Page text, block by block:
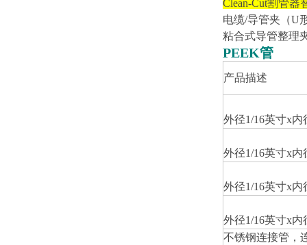
Clean-Cut割管
电缆/导管夹
粘合式导管整
PEEK管
产品描述
外径1/16英寸x内
外径1/16英寸x内
外径1/16英寸x内
外径1/16英寸x内
不锈钢连接管，